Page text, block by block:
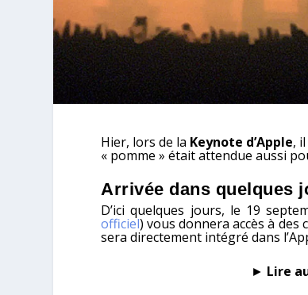
Hier, lors de la Keynote d’Apple,
« pomme » était attendue aussi
Arrivée dans quelques
D’ici quelques jours, le 19
officiel) vous donnera accès à des
sera directement intégré dans
► Lire